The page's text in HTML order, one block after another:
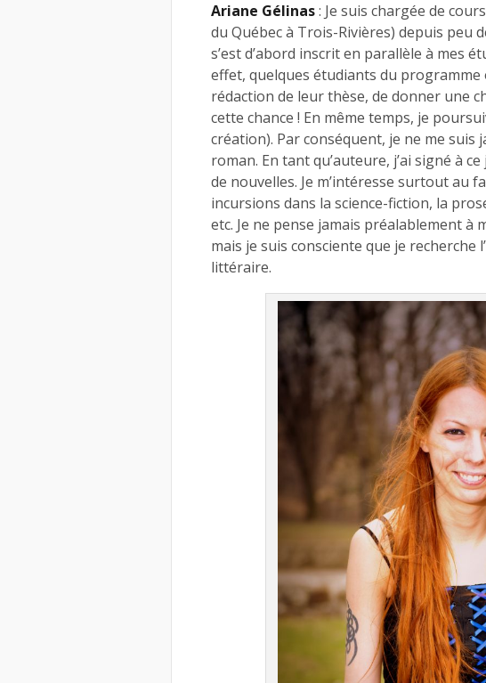
Ariane Gélinas: Je suis chargée de
du Québec à Trois-Rivières) depuis peu
s’est d’abord inscrit en parallèle à mes
effet, quelques étudiants du programme
rédaction de leur thèse, de donner une
cette chance ! En même temps, je
création). Par conséquent, je ne me suis
roman. En tant qu’auteure, j’ai signé à
de nouvelles. Je m’intéresse surtout au
incursions dans la science-fiction, la
etc. Je ne pense jamais préalablement à
mais je suis consciente que je recherche
littéraire.